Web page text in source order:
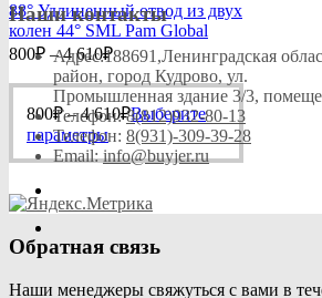
88° Удлиненный отвод из двух
колен 44° SML Pam Global
800₽ – 4 610₽Диапазон
цен:
800₽
–
4
610₽
800₽ – 4 610₽Диапазон
цен:
800₽
610₽
Выберите
параметрыЭтот
товар
вариаций.
можно
на
Наши контакты
Адрес:188691,Ленинградская
район, город Кудрово, ул.
Промышленная здание 3/3,
Телефон:8(812)932-80-13
Телефон: 8(931)-309-39-28
Email: info@buyjer.ru
Обратная связь
Наши менеджеры свяжуться с вами в